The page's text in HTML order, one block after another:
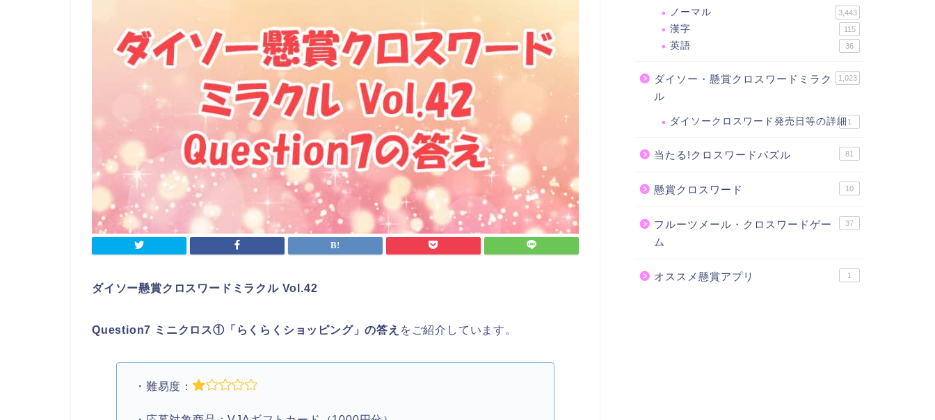
ダイソー懸賞クロスワードミラクル Vol.42
Question7 ミニクロス①「らくらくショッピング」の答え をご紹介しています。
・難易度：
ノーマル 3,443
漢字 115
英語 36
ダイソー・懸賞クロスワードミラク
ル
1,023
ダイソークロスワード発売日等の詳細 1
当たる!クロスワードパズル 81
懸賞クロスワード 10
フルーツメール・クロスワードゲー
ム
37
オススメ懸賞アプリ 1